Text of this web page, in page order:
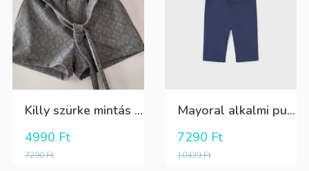
Killy szürke mintás rövidnadrág
7290Ft
4990 Ft
Mayoral alkalmi puha kék élre vasalt nadrág, behúzható derékrésszel
10439Ft
7290 Ft